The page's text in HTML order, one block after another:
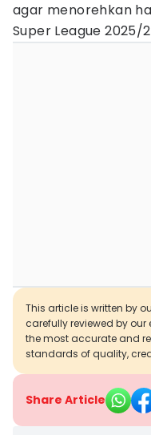
agar menorehkan
Super League 2025/
This article is written by
carefully reviewed by our
the most accurate and
standards of quality,
Share Article